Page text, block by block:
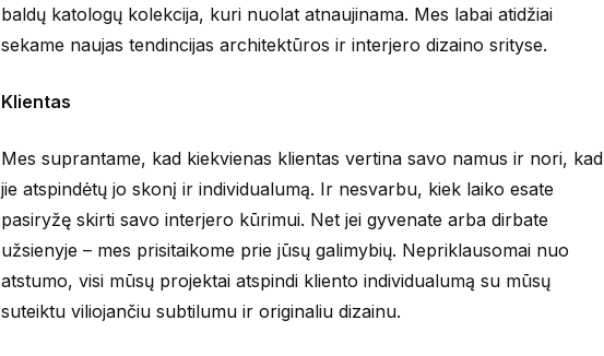
baldų katologų kolekcija, kuri nuolat atnaujinama. Mes labai atidžiai
sekame naujas tendincijas architektūros ir interjero dizaino srityse.
Klientas
Mes suprantame, kad kiekvienas klientas vertina savo namus ir nori, kad
jie atspindėtų jo skonį ir individualumą. Ir nesvarbu, kiek laiko esate
pasiryžę skirti savo interjero kūrimui. Net jei gyvenate arba dirbate
užsienyje – mes prisitaikome prie jūsų galimybių. Nepriklausomai nuo
atstumo, visi mūsų projektai atspindi kliento individualumą su mūsų
suteiktu viliojančiu subtilumu ir originaliu dizainu.